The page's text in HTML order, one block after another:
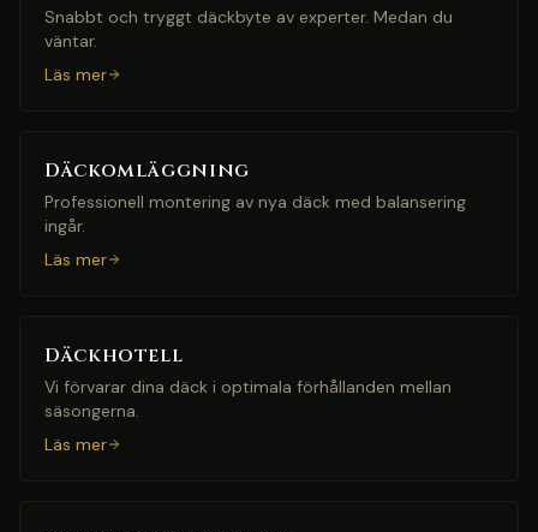
Snabbt och tryggt däckbyte av experter. Medan du
väntar.
Läs mer
Däckomläggning
Professionell montering av nya däck med balansering
ingår.
Läs mer
Däckhotell
Vi förvarar dina däck i optimala förhållanden mellan
säsongerna.
Läs mer